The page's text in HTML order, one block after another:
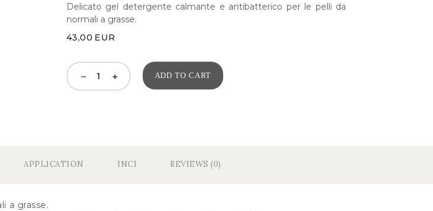
Delicato gel detergente calmante e antibatterico per le pelli da
normali a grasse.
43,00 EUR
ADD TO CART
APPLICATION INCI REVIEWS (0)
a grasse.